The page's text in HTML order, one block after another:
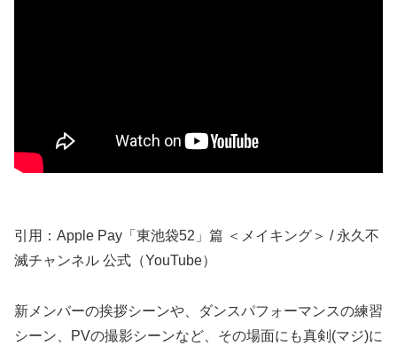
引用：Apple Pay「東池袋52」篇 ＜メイキング＞ / 永久不
滅チャンネル 公式（YouTube）
新メンバーの挨拶シーンや、ダンスパフォーマンスの練習
シーン、PVの撮影シーンなど、その場面にも真剣(マジ)に